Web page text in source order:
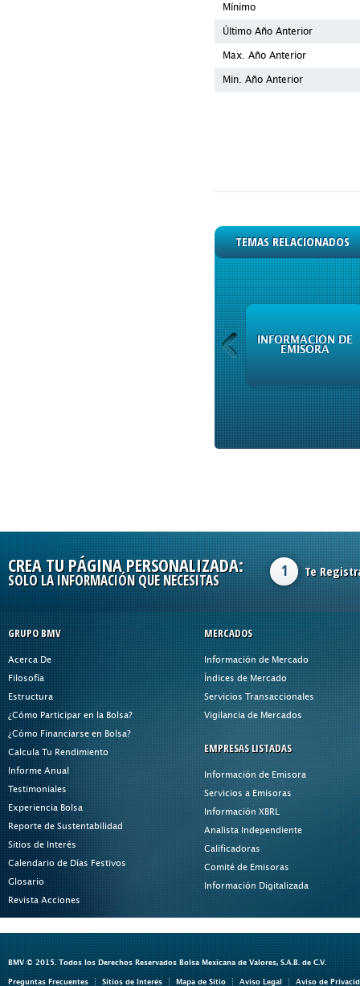
Mínimo
Último Año Anterior
Max. Año Anterior
Min. Año Anterior
TEMAS RELACIONADOS
INFORMACIÓN DE
INFORMACIÓN DE
EMISORA
CREA TU PÁGINA PERSONALIZADA:
SOLO LA INFORMACIÓN QUE NECESITAS
1 Te
GRUPO BMV
Acerca De
Filosofía
Estructura
¿Cómo Participar en la Bolsa?
¿Cómo Financiarse en Bolsa?
Calcula Tu Rendimiento
Informe Anual
Testimoniales
Experiencia Bolsa
Reporte de Sustentabilidad
Sitios de Interés
Calendario de Días Festivos
Glosario
Revista Acciones
MERCADOS
Información de Mercado
Índices de Mercado
Servicios Transaccionales
Vigilancia de Mercados
EMPRESAS LISTADAS
Información de Emisora
Servicios a Emisoras
Información XBRL
Analista Independiente
Calificadoras
Comité de Emisoras
Información Digitalizada
BMV © 2015. Todos los Derechos Reservados Bolsa Mexicana de Valores, S.A.B. de C.V.
Preguntas Frecuentes Sitios de Interés Mapa de Sitio Aviso Legal Aviso de